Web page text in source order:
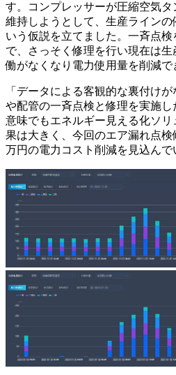
す。コンプレッサーが圧縮空気
維持しようとして、生産ライン
いう仮説を立てました。一斉点検
で、さっそく修理を行い現在は
働がなくなり電力使用量を削減
「データによる客観的な裏付け
や配管の一斉点検と修理を実施
意味でもエネルギー見える化ソ
果は大きく、今回のエア漏れ点
万円の電力コスト削減を見込んで